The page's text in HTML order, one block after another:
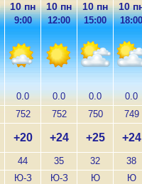
10 пн
9:00
0.0
752
+20
44
Ю-З
10 пн
12:00
0.0
752
+24
35
Ю-З
10 пн
15:00
0.0
750
+25
32
Ю
10
18:00
0.0
749
+24
38
Ю